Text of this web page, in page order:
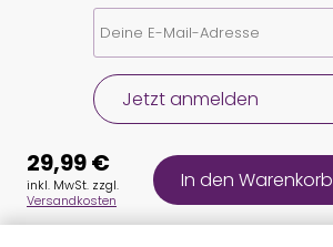
Jetzt anmelden
29,99 €
inkl. MwSt. zzgl.
Versandkosten
In den Warenkorb